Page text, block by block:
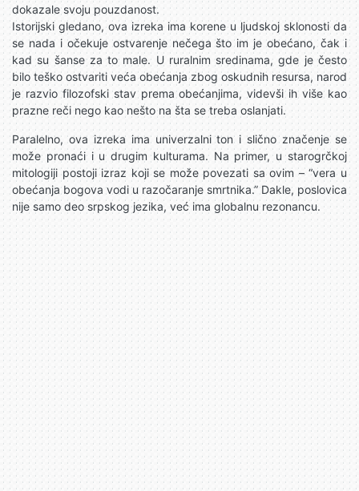
dokazale svoju pouzdanost.
Istorijski gledano, ova izreka ima korene u ljudskoj sklonosti da
se nada i očekuje ostvarenje nečega što im je obećano, čak i
kad su šanse za to male. U ruralnim sredinama, gde je često
bilo teško ostvariti veća obećanja zbog oskudnih resursa, narod
je razvio filozofski stav prema obećanjima, videvši ih više kao
prazne reči nego kao nešto na šta se treba oslanjati.
Paralelno, ova izreka ima univerzalni ton i slično značenje se
može pronaći i u drugim kulturama. Na primer, u starogrčkoj
mitologiji postoji izraz koji se može povezati sa ovim – “vera u
obećanja bogova vodi u razočaranje smrtnika.” Dakle, poslovica
nije samo deo srpskog jezika, već ima globalnu rezonancu.